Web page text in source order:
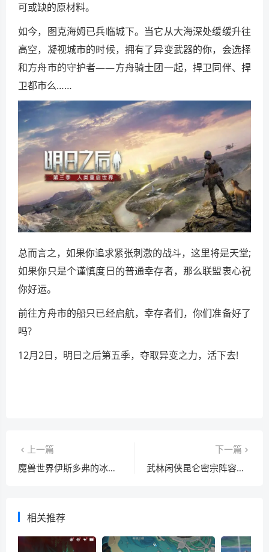
可或缺的原材料。
如今，图克海姆已兵临城下。当它从大海深处缓缓升往
高空，凝视城市的时候，拥有了异变武器的你，会选择
和方舟市的守护者——方舟骑士团一起，捍卫同伴、捍
卫都市么……
总而言之，如果你追求紧张刺激的战斗，这里将是天堂;
如果你只是个谨慎度日的普通幸存者，那么联盟衷心祝
你好运。
前往方舟市的船只已经启航，幸存者们，你们准备好了
吗?
12月2日，明日之后第五季，夺取异变之力，活下去!
上一篇
魔兽世界伊斯多弗的冰冷之心在哪-魔兽世界伊斯多弗的冰冷之心位置分享
下一篇
武林闲侠昆仑密宗阵容怎么搭配?武林闲侠昆仑密宗阵容搭配攻略
相关推荐